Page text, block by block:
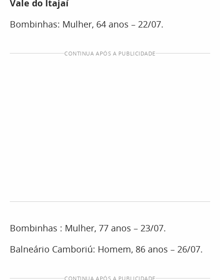
Vale do Itajaí
Bombinhas: Mulher, 64 anos – 22/07.
CONTINUA APÓS A PUBLICIDADE
Bombinhas : Mulher, 77 anos – 23/07.
Balneário Camboriú: Homem, 86 anos – 26/07.
CONTINUA APÓS A PUBLICIDADE